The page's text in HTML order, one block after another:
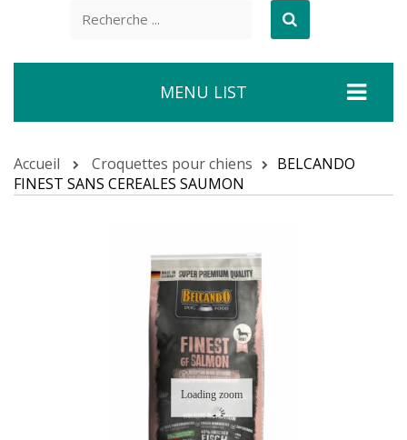
MENU LIST
Accueil Croquettes pour chiens
BELCANDO
FINEST SANS CEREALES SAUMON
Loading zoom